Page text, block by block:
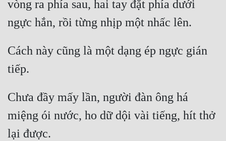
Võ Hiệp
Võng Du
Xuyên Không
Xuyên Nhanh
Điền Văn
vòng ra phía sau, hai tay đặt phía dưới
Cách này cũng là một dạng ép ngực gián
Chưa đầy mấy lần, người đàn ông há
miệng ói nước, ho dữ dội vài tiếng, hít thở